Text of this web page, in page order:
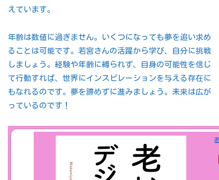
えています。
年齢は数値に過ぎません。いくつになっても夢を追い求め
ることは可能です。若宮さんの活躍から学び、自分に挑戦
しましょう。経験や年齢に縛られず、自身の可能性を信じ
て行動すれば、世界にインスピレーションを与える存在に
もなれるのです。夢を諦めずに進みましょう。未来は広が
っているのです！